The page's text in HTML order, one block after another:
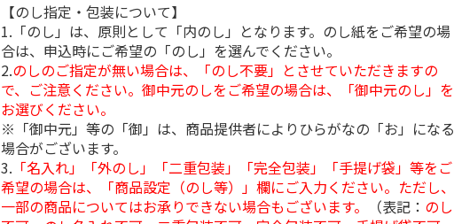
【のし指定・包装について】
1.「のし」は、原則として「内のし」となります。のし紙をご希望の場
合は、申込時にご希望の「のし」を選んでください。
2.のしのご指定が無い場合は、「のし不要」とさせていただきますの
で、ご注意ください。御中元のしをご希望の場合は、「御中元のし」を
お選びください。
※「御中元」等の「御」は、商品提供者によりひらがなの「お」になる
場合がございます。
3. 「名入れ」「外のし」「二重包装」「完全包装」「手提げ袋」等をご
希望の場合は、「商品設定（のし等）」欄にご入力ください。ただし、
一部の商品についてはお承りできない場合もございます。
（表記： のし